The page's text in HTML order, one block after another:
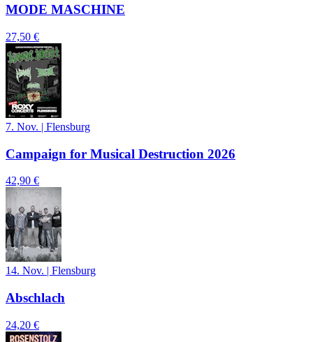
MODE MASCHINE
27,50 €
7. Nov. | Flensburg
Campaign for Musical Destruction 2026
42,90 €
14. Nov. | Flensburg
Abschlach
24,20 €